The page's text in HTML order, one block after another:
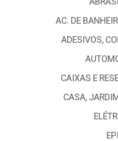
AC. DE
ADESIVOS,
CAIXAS E
CASA,
EPI